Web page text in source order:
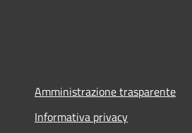
Amministrazione trasparente
Informativa privacy